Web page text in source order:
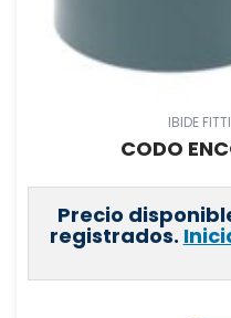
IBIDE
CODO
Precio
registrados.